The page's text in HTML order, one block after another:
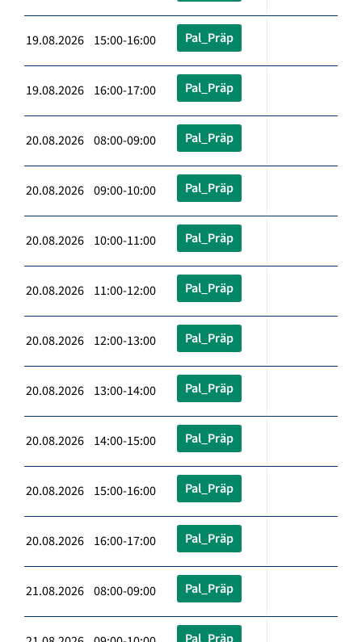
19.08.2026 15:00-16:00 Pal_Präp
19.08.2026 16:00-17:00 Pal_Präp
20.08.2026 08:00-09:00 Pal_Präp
20.08.2026 09:00-10:00 Pal_Präp
20.08.2026 10:00-11:00 Pal_Präp
20.08.2026 11:00-12:00 Pal_Präp
20.08.2026 12:00-13:00 Pal_Präp
20.08.2026 13:00-14:00 Pal_Präp
20.08.2026 14:00-15:00 Pal_Präp
20.08.2026 15:00-16:00 Pal_Präp
20.08.2026 16:00-17:00 Pal_Präp
21.08.2026 08:00-09:00 Pal_Präp